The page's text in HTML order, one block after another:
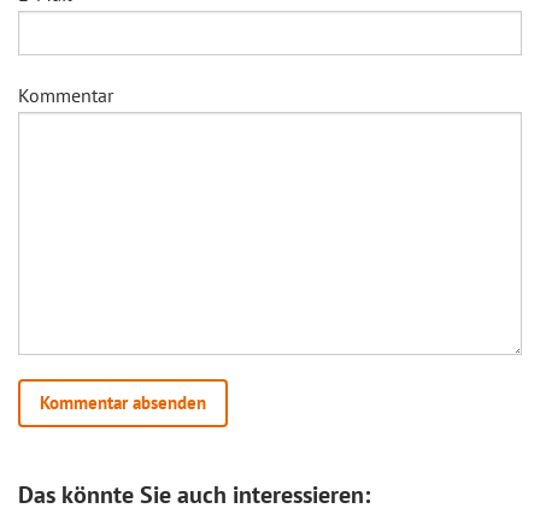
Kommentar
Das könnte Sie auch interessieren: